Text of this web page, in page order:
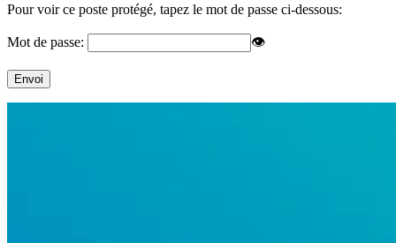
Pour voir ce poste protégé, tapez le mot de passe ci-dessous:
Mot de passe: 👁
Envoi